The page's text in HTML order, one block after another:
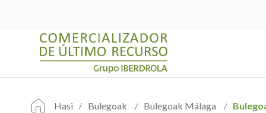
Hasi Bulegoak Bulegoak Málaga